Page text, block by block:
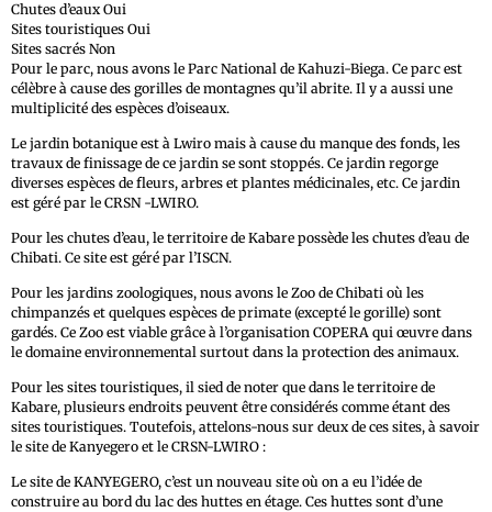
Chutes d’eaux Oui
Sites touristiques Oui
Sites sacrés Non
Pour le parc, nous avons le Parc National de Kahuzi-Biega. Ce parc est
célèbre à cause des gorilles de montagnes qu’il abrite. Il y a aussi une
multiplicité des espèces d’oiseaux.
Le jardin botanique est à Lwiro mais à cause du manque des fonds, les
travaux de finissage de ce jardin se sont stoppés. Ce jardin regorge
diverses espèces de fleurs, arbres et plantes médicinales, etc. Ce jardin
est géré par le CRSN -LWIRO.
Pour les chutes d’eau, le territoire de Kabare possède les chutes d’eau de
Chibati. Ce site est géré par l’ISCN.
Pour les jardins zoologiques, nous avons le Zoo de Chibati où les
chimpanzés et quelques espèces de primate (excepté le gorille) sont
gardés. Ce Zoo est viable grâce à l’organisation COPERA qui œuvre dans
le domaine environnemental surtout dans la protection des animaux.
Pour les sites touristiques, il sied de noter que dans le territoire de
Kabare, plusieurs endroits peuvent être considérés comme étant des
sites touristiques. Toutefois, attelons-nous sur deux de ces sites, à savoir
le site de Kanyegero et le CRSN-LWIRO :
Le site de KANYEGERO, c’est un nouveau site où on a eu l’idée de
construire au bord du lac des huttes en étage. Ces huttes sont d’une